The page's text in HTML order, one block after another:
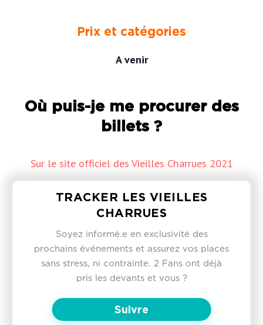
Prix et catégories
A venir
Où puis-je me procurer des
billets ?
Sur le site officiel des Vieilles Charrues 2021
TRACKER LES VIEILLES
CHARRUES
Soyez informé.e en exclusivité des
prochains événements et assurez vos places
sans stress, ni contrainte. 2 Fans ont déjà
pris les devants et vous ?
Suivre